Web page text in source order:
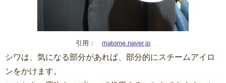
引用： matome.naver.jp
シワは、気になる部分があれば、部分的にスチームアイロ
ンをかけます。